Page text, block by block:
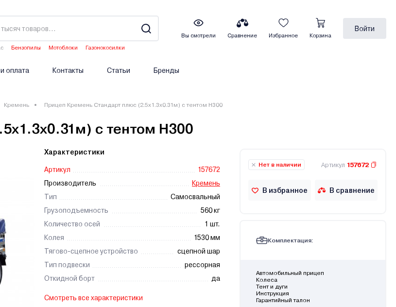
Бензопилы Мотоблоки
Газонокосилки
Вы смотрели Сравнение Избранное Корзина
Войти
оплата Контакты Статьи Бренды
Кремень Прицеп Кремень Стандарт плюс (2.5х1.3х0.31м) с тентом Н300
с тентом Н300
Характеристики
Артикул
157672
Производитель
Кремень
Тип
Самосвальный
Грузоподъемность
560 кг
Количество осей
1 шт.
Колея
1530 мм
Тягово-сцепное устройство
сцепной шар
Тип подвески
рессорная
Откидной борт
да
Смотреть все характеристики
Нет в наличии Артикул 157672
В избранное В сравнение
Комплектация:
Автомобильный прицеп
Колеса
Тент и дуги
Инструкция
Гарантийный талон